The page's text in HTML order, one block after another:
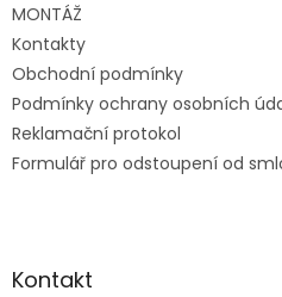
MONTÁŽ
Kontakty
Obchodní podmínky
Podmínky ochrany osobních
Reklamační protokol
Formulář pro odstoupení od
Kontakt